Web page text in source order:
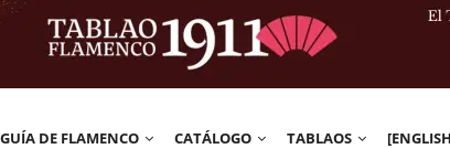
GUÍA DE FLAMENCO CATÁLOGO TABLAOS